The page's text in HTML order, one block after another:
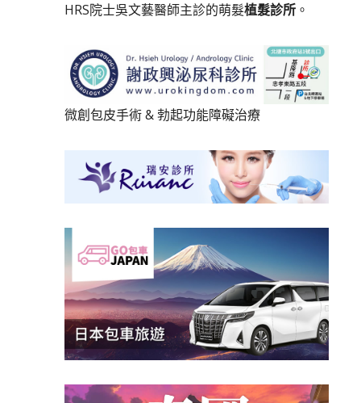
HRS院士吳文藝醫師主診的萌髮植髮診所。
微創包皮手術&勃起功能障礙治療